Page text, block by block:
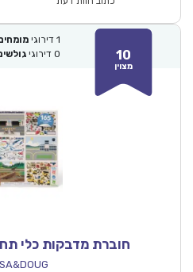
10
מצוין
1 דירוגי
0 דירוגי
חוברת מדבקות כלי